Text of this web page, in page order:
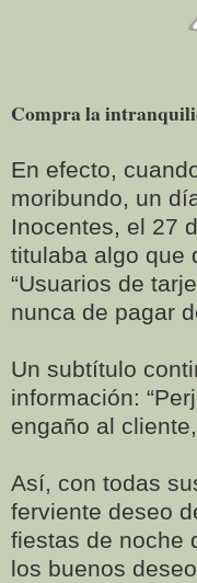
Compra la
En efecto,
moribundo, un
Inocentes, el 27
titulaba algo que
“Usuarios de
nunca de pagar
Un subtítulo
información:
engaño al
Así, con todas
ferviente deseo
fiestas de noche
los buenos